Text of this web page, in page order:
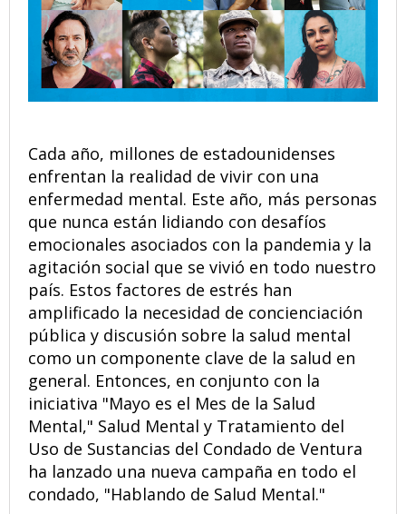
Cada año, millones de estadounidenses
enfrentan la realidad de vivir con una
enfermedad mental. Este año, más personas
que nunca están lidiando con desafíos
emocionales asociados con la pandemia y la
agitación social que se vivió en todo nuestro
país. Estos factores de estrés han
amplificado la necesidad de concienciación
pública y discusión sobre la salud mental
como un componente clave de la salud en
general. Entonces, en conjunto con la
iniciativa "Mayo es el Mes de la Salud
Mental," Salud Mental y Tratamiento del
Uso de Sustancias del Condado de Ventura
ha lanzado una nueva campaña en todo el
condado, "Hablando de Salud Mental."